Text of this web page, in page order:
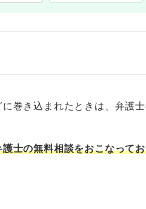
できる窓口
口
法律相談をしたいとき
巻き込まれたときは、弁護
士の無料相談をおこなって